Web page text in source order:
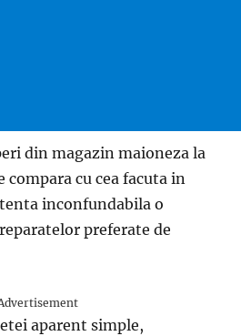
din magazin maioneza la
compara cu cea facuta in
inconfundabila o
preferate de
aparent simple,